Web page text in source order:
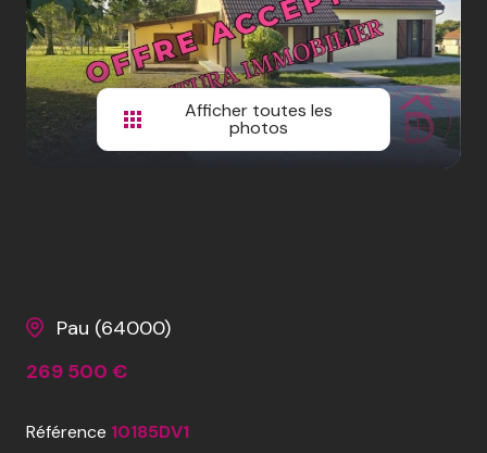
CONTACTEZ-
NOUS
REJOIGNEZ-
NOUS
Afficher toutes les
photos
Pau (64000)
269 500 €
Référence 10185DV1